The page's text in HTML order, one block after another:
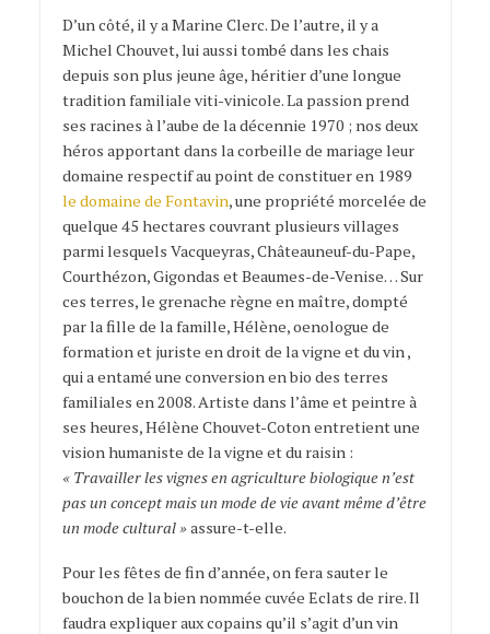
D’un côté, il y a Marine Clerc. De l’autre, il y a
Michel Chouvet, lui aussi tombé dans les chais
depuis son plus jeune âge, héritier d’une longue
tradition familiale viti-vinicole. La passion prend
ses racines à l’aube de la décennie 1970 ; nos deux
héros apportant dans la corbeille de mariage leur
domaine respectif au point de constituer en 1989
le domaine de Fontavin, une propriété morcelée de
quelque 45 hectares couvrant plusieurs villages
parmi lesquels Vacqueyras, Châteauneuf-du-Pape,
Courthézon, Gigondas et Beaumes-de-Venise… Sur
ces terres, le grenache règne en maître, dompté
par la fille de la famille, Hélène, oenologue de
formation et juriste en droit de la vigne et du vin ,
qui a entamé une conversion en bio des terres
familiales en 2008. Artiste dans l’âme et peintre à
ses heures, Hélène Chouvet-Coton entretient une
vision humaniste de la vigne et du raisin :
« Travailler les vignes en agriculture biologique n’est
pas un concept mais un mode de vie avant même d’être
un mode cultural »assure-t-elle.
Pour les fêtes de fin d’année, on fera sauter le
bouchon de la bien nommée cuvée Eclats de rire. Il
faudra expliquer aux copains qu’il s’agit d’un vin